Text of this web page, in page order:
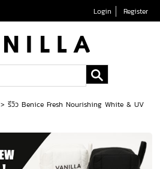
Login Register
>รีวิว Benice Fresh Nourishing White & UV